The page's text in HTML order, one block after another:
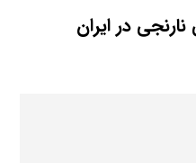
در ایران